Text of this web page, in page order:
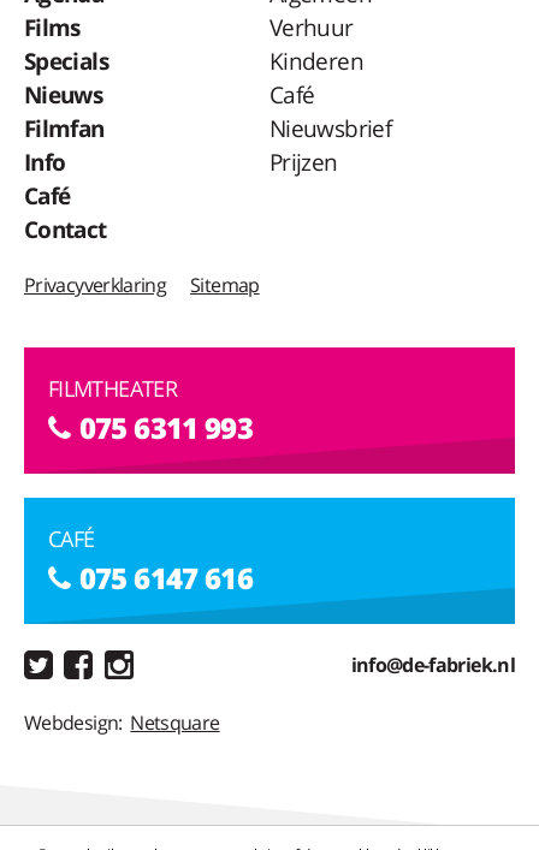
Films
Specials
Nieuws
Filmfan
Info
Café
Contact
Verhuur
Kinderen
Café
Nieuwsbrief
Prijzen
Privacyverklaring Sitemap
FILMTHEATER
075 6311 993
CAFÉ
075 6147 616
info@de-fabriek.nl
Webdesign: Netsquare